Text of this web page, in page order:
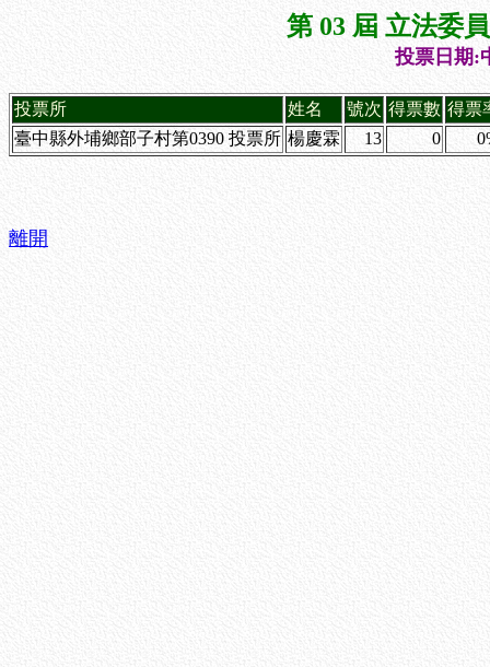
第 03 屆 立法委
投票日期:
投票所 姓名 號次 得票數 得票
臺中縣外埔鄉部子村第0390 投票所 楊慶霖 13 0
離開